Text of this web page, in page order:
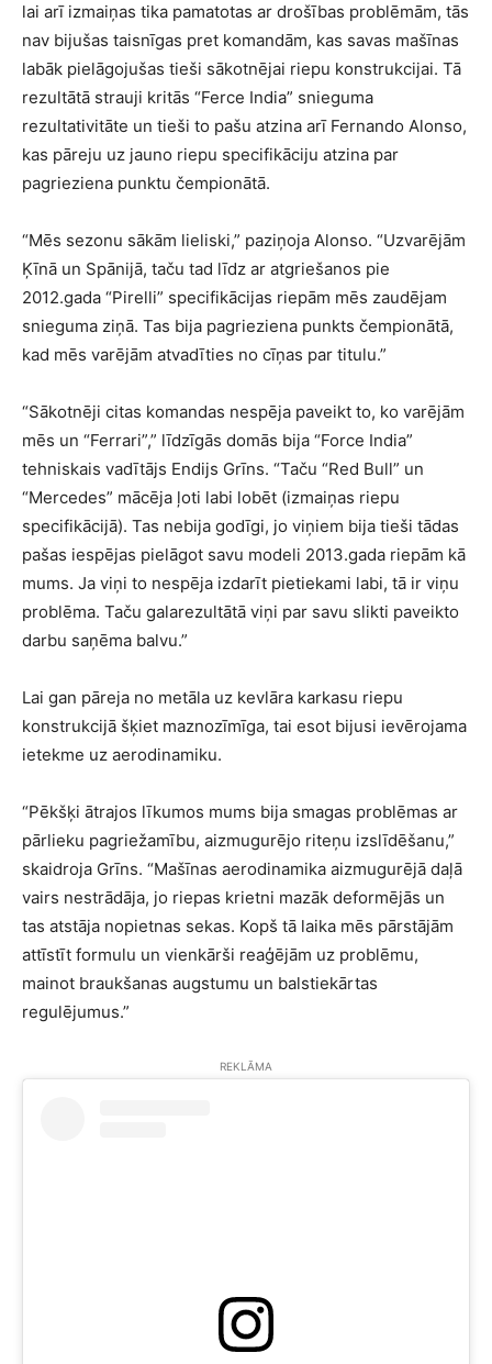
lai arī izmaiņas tika pamatotas ar drošības problēmām, tās
nav bijušas taisnīgas pret komandām, kas savas mašīnas
labāk pielāgojušas tieši sākotnējai riepu konstrukcijai. Tā
rezultātā strauji kritās “Ferce India” snieguma
rezultativitāte un tieši to pašu atzina arī Fernando Alonso,
kas pāreju uz jauno riepu specifikāciju atzina par
pagrieziena punktu čempionātā.
“Mēs sezonu sākām lieliski,” paziņoja Alonso. “Uzvarējām
Ķīnā un Spānijā, taču tad līdz ar atgriešanos pie
2012.gada “Pirelli” specifikācijas riepām mēs zaudējam
snieguma ziņā. Tas bija pagrieziena punkts čempionātā,
kad mēs varējām atvadīties no cīņas par titulu.”
“Sākotnēji citas komandas nespēja paveikt to, ko varējām
mēs un “Ferrari”,” līdzīgās domās bija “Force India”
tehniskais vadītājs Endijs Grīns. “Taču “Red Bull” un
“Mercedes” mācēja ļoti labi lobēt (izmaiņas riepu
specifikācijā). Tas nebija godīgi, jo viņiem bija tieši tādas
pašas iespējas pielāgot savu modeli 2013.gada riepām kā
mums. Ja viņi to nespēja izdarīt pietiekami labi, tā ir viņu
problēma. Taču galarezultātā viņi par savu slikti paveikto
darbu saņēma balvu.”
Lai gan pāreja no metāla uz kevlāra karkasu riepu
konstrukcijā šķiet maznozīmīga, tai esot bijusi ievērojama
ietekme uz aerodinamiku.
“Pēkšķi ātrajos līkumos mums bija smagas problēmas ar
pārlieku pagriežamību, aizmugurējo riteņu izslīdēšanu,”
skaidroja Grīns. “Mašīnas aerodinamika aizmugurējā daļā
vairs nestrādāja, jo riepas krietni mazāk deformējās un
tas atstāja nopietnas sekas. Kopš tā laika mēs pārstājām
attīstīt formulu un vienkārši reaģējām uz problēmu,
mainot braukšanas augstumu un balstiekārtas
regulējumus.”
REKLĀMA